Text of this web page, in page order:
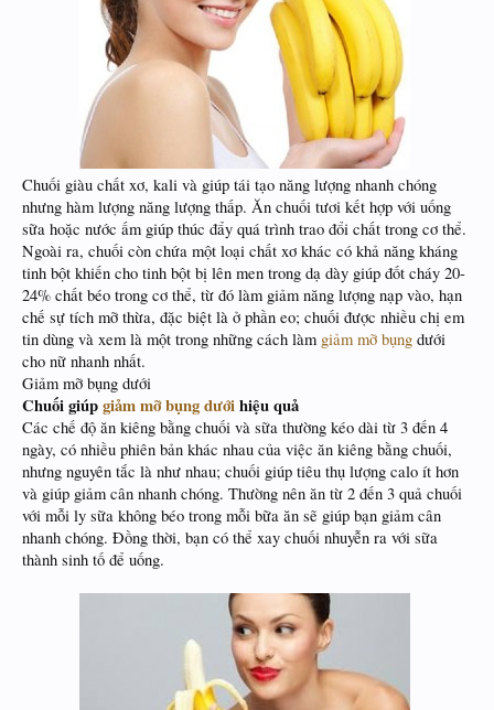
Chuối giàu chất xơ, kali và giúp tái tạo năng lượng nhanh chóng
nhưng hàm lượng năng lượng thấp. Ăn chuối tươi kết hợp với uống
sữa hoặc nước ấm giúp thúc đẩy quá trình trao đổi chất trong cơ thể.
Ngoài ra, chuối còn chứa một loại chất xơ khác có khả năng kháng
tinh bột khiến cho tinh bột bị lên men trong dạ dày giúp đốt cháy 20-
24% chất béo trong cơ thể, từ đó làm giảm năng lượng nạp vào, hạn
chế sự tích mỡ thừa, đặc biệt là ở phần eo; chuối được nhiều chị em
tin dùng và xem là một trong những cách làm giảm mỡ bụng dưới
cho nữ nhanh nhất.
Giảm mỡ bụng dưới
Chuối giúpgiảm mỡ bụng dướihiệu quả
Các chế độ ăn kiêng bằng chuối và sữa thường kéo dài từ 3 đến 4
ngày, có nhiều phiên bản khác nhau của việc ăn kiêng bằng chuối,
nhưng nguyên tắc là như nhau; chuối giúp tiêu thụ lượng calo ít hơn
và giúp giảm cân nhanh chóng. Thường nên ăn từ 2 đến 3 quả chuối
với mỗi ly sữa không béo trong mỗi bữa ăn sẽ giúp bạn giảm cân
nhanh chóng. Đồng thời, bạn có thể xay chuối nhuyễn ra với sữa
thành sinh tố để uống.